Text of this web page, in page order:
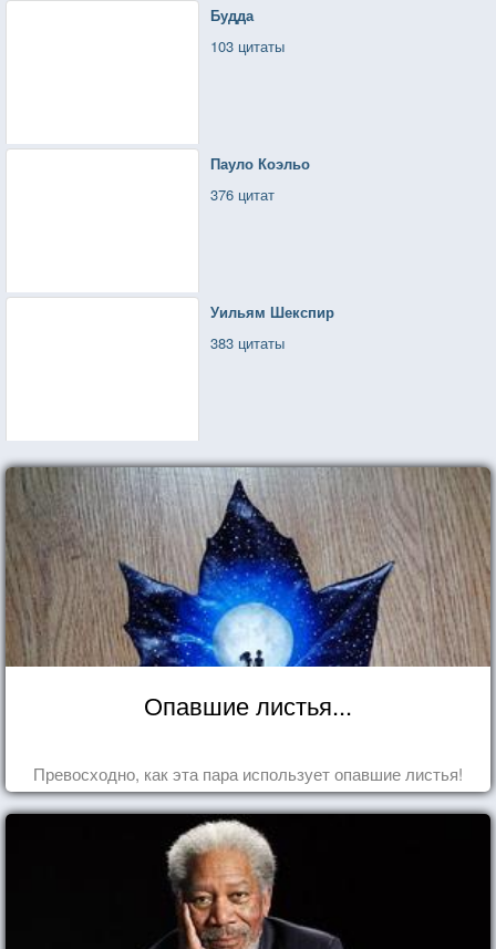
Будда
103 цитаты
Пауло Коэльо
376 цитат
Уильям Шекспир
383 цитаты
Опавшие листья...
Превосходно, как эта пара использует опавшие листья!